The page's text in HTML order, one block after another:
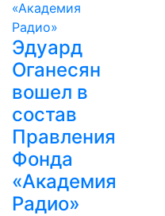
Эдуард
Оганесян
вошел в
состав
Правления
Фонда
«Академия
Радио»